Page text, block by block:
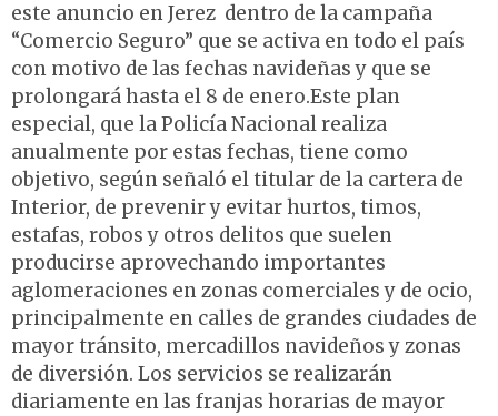
este anuncio en Jerez dentro de la campaña
“Comercio Seguro” que se activa en todo el país
con motivo de las fechas navideñas y que se
prolongará hasta el 8 de enero.Este plan
especial, que la Policía Nacional realiza
anualmente por estas fechas, tiene como
objetivo, según señaló el titular de la cartera de
Interior, de prevenir y evitar hurtos, timos,
estafas, robos y otros delitos que suelen
producirse aprovechando importantes
aglomeraciones en zonas comerciales y de ocio,
principalmente en calles de grandes ciudades de
mayor tránsito, mercadillos navideños y zonas
de diversión. Los servicios se realizarán
diariamente en las franjas horarias de mayor